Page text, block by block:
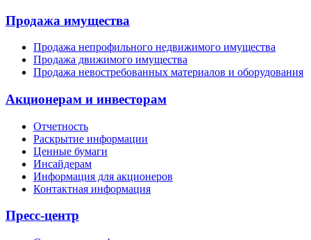
Продажа имущества
Продажа непрофильного недвижимого имущества
Продажа движимого имущества
Продажа невостребованных материалов и оборудования
Акционерам и инвесторам
Отчетность
Раскрытие информации
Ценные бумаги
Инсайдерам
Информация для акционеров
Контактная информация
Пресс-центр